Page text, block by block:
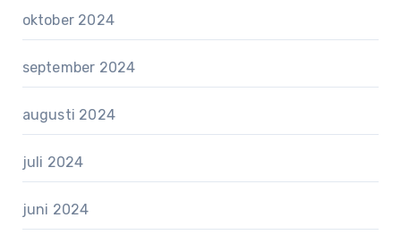
oktober 2024
september 2024
augusti 2024
juli 2024
juni 2024